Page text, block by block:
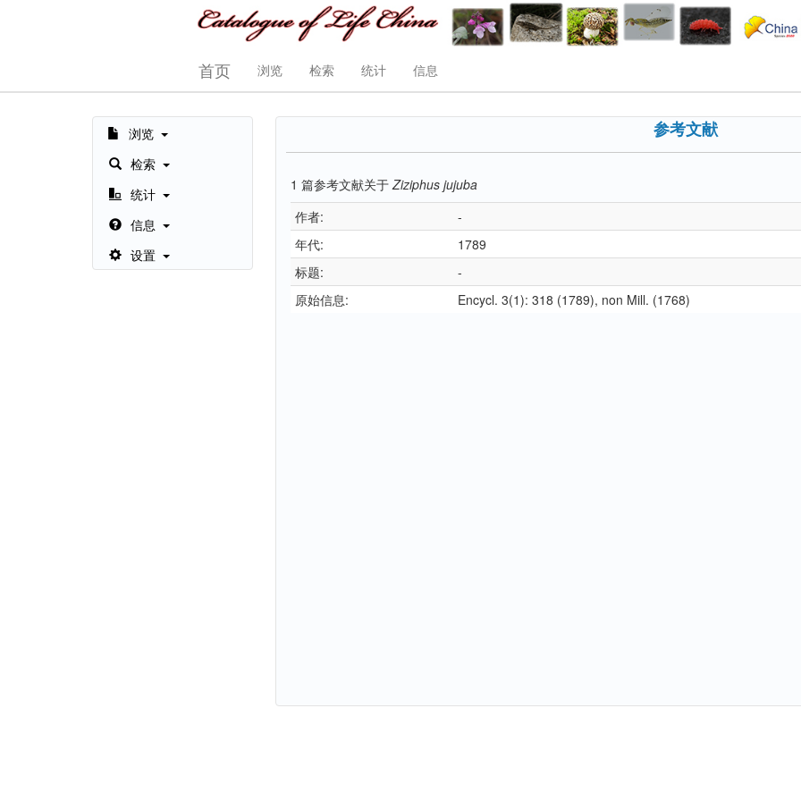
首页 浏览 检索 统计 信息
浏览
检索
统计
信息
设置
参考文献
1 篇参考文献关于 Ziziphus jujuba
作者:
-
年代:
1789
标题:
-
原始信息:
Encycl. 3(1): 318 (1789), non Mill. (1768)